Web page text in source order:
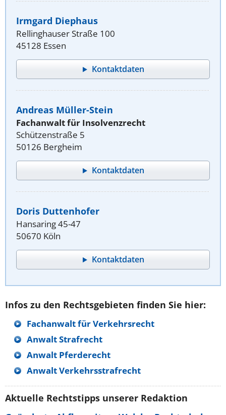
Irmgard Diephaus
Rellinghauser Straße 100
45128 Essen
Kontaktdaten
Andreas Müller-Stein
Fachanwalt für Insolvenzrecht
Schützenstraße 5
50126 Bergheim
Kontaktdaten
Doris Duttenhofer
Hansaring 45-47
50670 Köln
Kontaktdaten
Infos zu den Rechtsgebieten finden Sie hier:
Fachanwalt für Verkehrsrecht
Anwalt Strafrecht
Anwalt Pferderecht
Anwalt Verkehrsstrafrecht
Aktuelle Rechtstipps unserer Redaktion